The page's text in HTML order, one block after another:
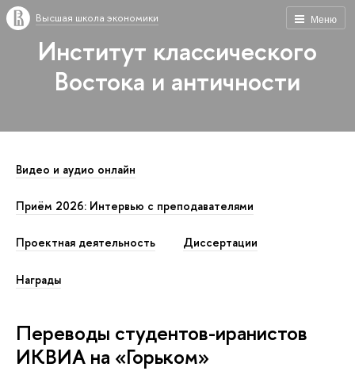
Меню
Высшая школа экономики
Институт классического
Востока и античности
Видео и аудио онлайн
Приём 2026: Интервью с преподавателями
Проектная деятельность Диссертации
Награды
Переводы студентов-иранистов
ИКВИА на «Горьком»